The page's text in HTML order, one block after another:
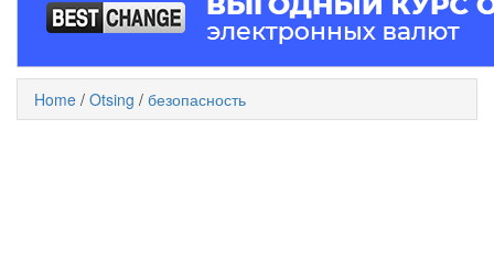
Home / Otsing / безопасность